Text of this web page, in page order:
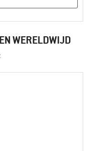
WERELDWIJD